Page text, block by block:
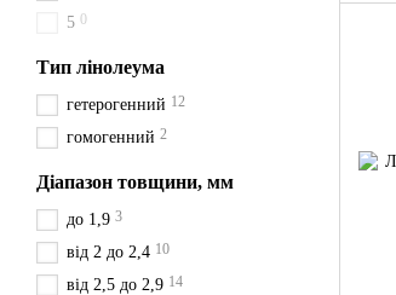
5 0
Тип лінолеума
гетерогенний 12
гомогенний 2
Діапазон товщини, мм
до 1,9 3
від 2 до 2,4 10
від 2,5 до 2,9 14